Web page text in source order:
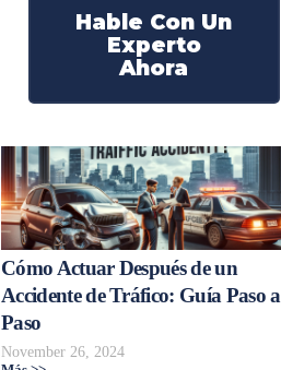
Hable Con Un
Experto
Ahora
Cómo Actuar Después de un
Accidente de Tráfico: Guía Paso a
Paso
November 26, 2024